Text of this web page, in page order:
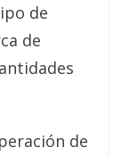
de
de
de